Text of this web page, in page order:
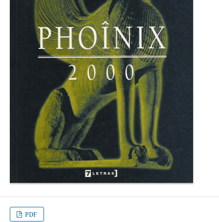
PDF